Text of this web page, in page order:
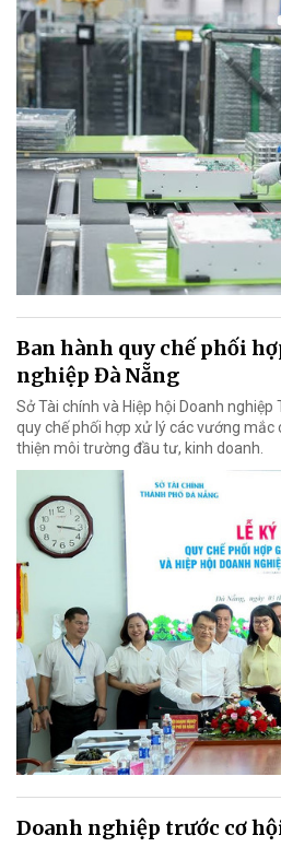
Ban hành quy chế phối
nghiệp Đà Nẵng
Sở Tài chính và Hiệp hội Doanh
quy chế phối hợp xử lý các vướng mắc
thiện môi trường đầu tư, kinh doanh.
Doanh nghiệp trước cơ